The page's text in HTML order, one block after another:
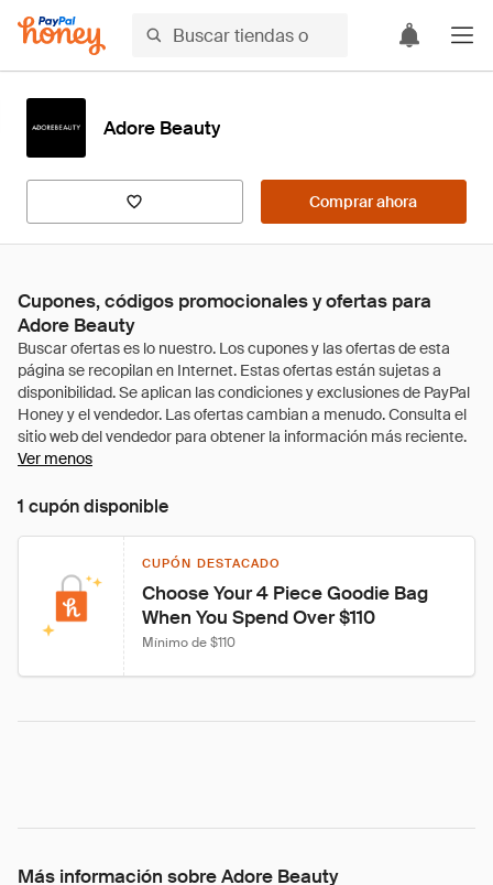
Adore Beauty
Comprar ahora
Cupones, códigos promocionales y ofertas para
Adore Beauty
Ver menos
1 cupón disponible
CUPÓN DESTACADO
Choose Your 4 Piece Goodie Bag
When You Spend Over $110
Mínimo de $110
Más información sobre Adore Beauty